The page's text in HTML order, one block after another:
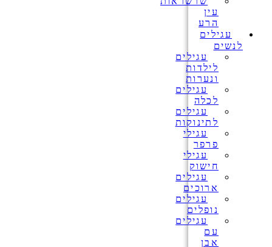
עין
הרע
עגילים
לנשים
עגילים
לילדות
ונערות
עגילים
לכלה
עגילים
לתינוקות
עגילי
פרפר
עגילי
חישוק
עגילים
ארוכים
עגילים
נופלים
עגילים
עם
אבן